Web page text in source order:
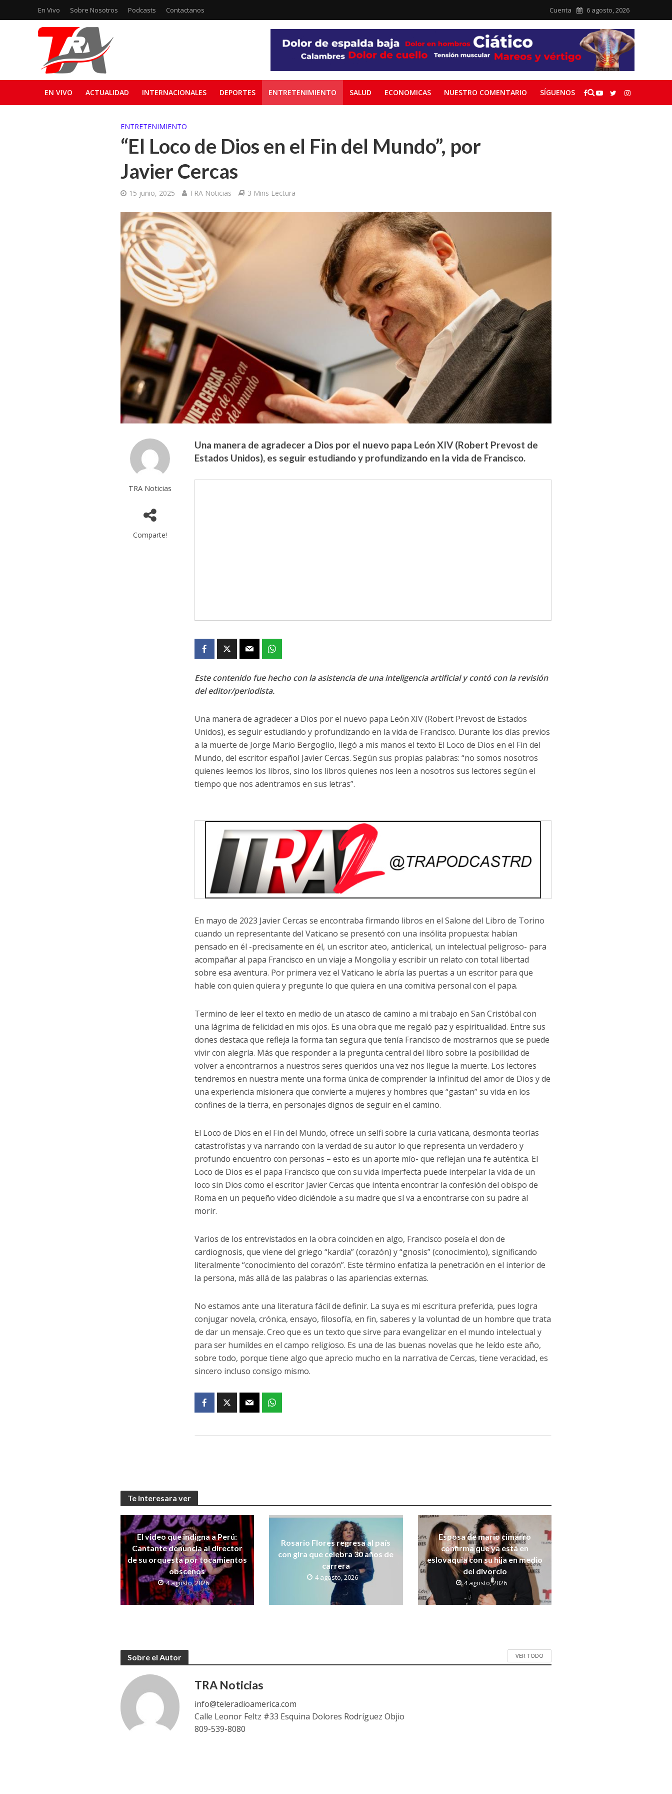
En Vivo Sobre Nosotros Podcasts Contactanos Cuenta 6 agosto, 2026
EN VIVO ACTUALIDAD INTERNACIONALES DEPORTES ENTRETENIMIENTO SALUD ECONOMICAS NUESTRO COMENTARIO SÍGUENOS
ENTRETENIMIENTO
“El Loco de Dios en el Fin del Mundo”, por
Javier Cercas
15 junio, 2025 TRA Noticias 3 Mins Lectura
TRA Noticias
Comparte!
Una manera de agradecer a Dios por el nuevo papa León XIV (Robert Prevost de
Estados Unidos), es seguir estudiando y profundizando en la vida de Francisco.
Este contenido fue hecho con la asistencia de una inteligencia artificial y contó con la revisión
del editor/periodista.
Una manera de agradecer a Dios por el nuevo papa León XIV (Robert Prevost de Estados
Unidos), es seguir estudiando y profundizando en la vida de Francisco. Durante los días previos
a la muerte de Jorge Mario Bergoglio, llegó a mis manos el texto El Loco de Dios en el Fin del
Mundo, del escritor español Javier Cercas. Según sus propias palabras: “no somos nosotros
quienes leemos los libros, sino los libros quienes nos leen a nosotros sus lectores según el
tiempo que nos adentramos en sus letras”.
En mayo de 2023 Javier Cercas se encontraba firmando libros en el Salone del Libro de Torino
cuando un representante del Vaticano se presentó con una insólita propuesta: habían
pensado en él -precisamente en él, un escritor ateo, anticlerical, un intelectual peligroso- para
acompañar al papa Francisco en un viaje a Mongolia y escribir un relato con total libertad
sobre esa aventura. Por primera vez el Vaticano le abría las puertas a un escritor para que
hable con quien quiera y pregunte lo que quiera en una comitiva personal con el papa.
Termino de leer el texto en medio de un atasco de camino a mi trabajo en San Cristóbal con
una lágrima de felicidad en mis ojos. Es una obra que me regaló paz y espiritualidad. Entre sus
dones destaca que refleja la forma tan segura que tenía Francisco de mostrarnos que se puede
vivir con alegría. Más que responder a la pregunta central del libro sobre la posibilidad de
volver a encontrarnos a nuestros seres queridos una vez nos llegue la muerte. Los lectores
tendremos en nuestra mente una forma única de comprender la infinitud del amor de Dios y de
una experiencia misionera que convierte a mujeres y hombres que “gastan” su vida en los
confines de la tierra, en personajes dignos de seguir en el camino.
El Loco de Dios en el Fin del Mundo, ofrece un selfi sobre la curia vaticana, desmonta teorías
catastrofistas y va narrando con la verdad de su autor lo que representa un verdadero y
profundo encuentro con personas – esto es un aporte mío- que reflejan una fe auténtica. El
Loco de Dios es el papa Francisco que con su vida imperfecta puede interpelar la vida de un
loco sin Dios como el escritor Javier Cercas que intenta encontrar la confesión del obispo de
Roma en un pequeño video diciéndole a su madre que sí va a encontrarse con su padre al
morir.
Varios de los entrevistados en la obra coinciden en algo, Francisco poseía el don de
cardiognosis, que viene del griego “kardia” (corazón) y “gnosis” (conocimiento), significando
literalmente “conocimiento del corazón”. Este término enfatiza la penetración en el interior de
la persona, más allá de las palabras o las apariencias externas.
No estamos ante una literatura fácil de definir. La suya es mi escritura preferida, pues logra
conjugar novela, crónica, ensayo, filosofía, en fin, saberes y la voluntad de un hombre que trata
de dar un mensaje. Creo que es un texto que sirve para evangelizar en el mundo intelectual y
para ser humildes en el campo religioso. Es una de las buenas novelas que he leído este año,
sobre todo, porque tiene algo que aprecio mucho en la narrativa de Cercas, tiene veracidad, es
sincero incluso consigo mismo.
Te interesara ver
El video que indigna a Perú:
Cantante denuncia al director
de su orquesta por tocamientos
obscenos
4 agosto, 2026
Rosario Flores regresa al país
con gira que celebra 30 años de
carrera
4 agosto, 2026
Esposa de mario cimarro
confirma que ya está en
eslovaquia con su hija en medio
del divorcio
4 agosto, 2026
Sobre el Autor VER TODO
TRA Noticias
info@teleradioamerica.com
Calle Leonor Feltz #33 Esquina Dolores Rodríguez Objio
809-539-8080